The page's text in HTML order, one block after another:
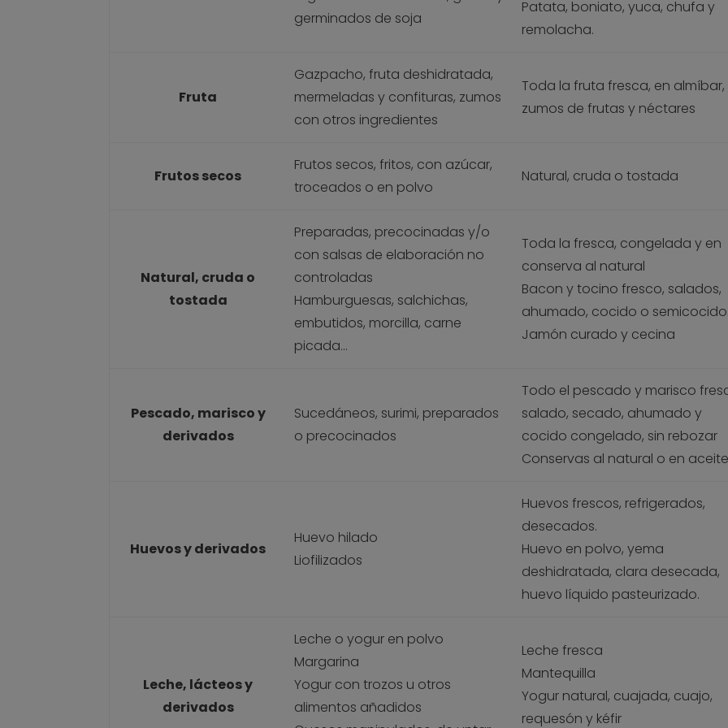
germinados de soja
Patata, boniato, yuca, chufa y
remolacha.
Fruta
Gazpacho, fruta deshidratada,
mermeladas y confituras, zumos
con otros ingredientes
Toda la fruta fresca, en almíbar,
zumos de frutas y néctares
Frutos secos
Frutos secos, fritos, con azúcar,
troceados o en polvo
Natural, cruda o tostada
Natural, cruda o
tostada
Preparadas, precocinadas y/o
con salsas de elaboración no
controladas
Hamburguesas, salchichas,
embutidos, morcilla, carne
picada…
Toda la fresca, congelada y en
conserva al natural
Bacon y tocino fresco, salados,
ahumado, cocido o
Jamón curado y cecina
Pescado, marisco y
derivados
Sucedáneos, surimi, preparados
o precocinados
Todo el pescado y marisco
salado, secado, ahumado y
cocido congelado, sin rebozar
Conservas al natural o en
Huevos y derivados
Huevo hilado
Liofilizados
Huevos frescos, refrigerados,
desecados.
Huevo en polvo, yema
deshidratada, clara desecada,
huevo líquido pasteurizado.
Leche, lácteos y
derivados
Leche o yogur en polvo
Margarina
Yogur con trozos u otros
alimentos añadidos
Leche fresca
Mantequilla
Yogur natural, cuajada, cuajo,
requesón y kéfir